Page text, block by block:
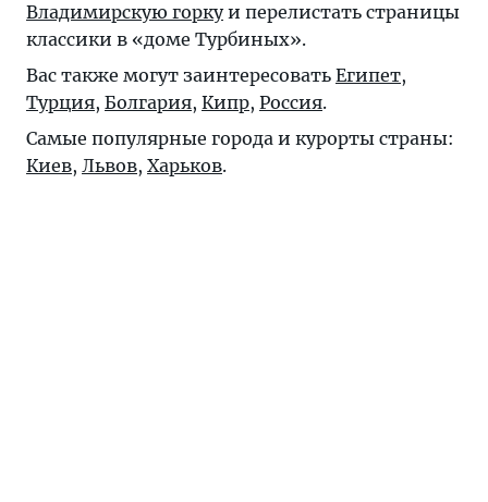
Владимирскую горкуи перелистать страницы
классики в «доме Турбиных».
Вас также могут заинтересовать Египет,
Турция, Болгария, Кипр, Россия.
Самые популярные города и курорты страны:
Киев, Львов, Харьков.